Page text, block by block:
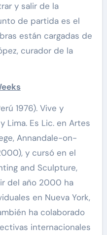
y salir de la
de partida es el
están cargadas de
curador de la
1976). Vive y
Lima. Es Lic. en Artes
Annandale-on-
y cursó en el
and Sculpture,
del año 2000 ha
en Nueva York,
ha colaborado
internacionales